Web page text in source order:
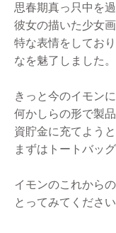
思春期真っ只中を過
彼女の描いた少女
特な表情をしてお
なを魅了しました。
きっと今のイモン
何かしらの形で製
資貯金に充てようと
まずはトートバッ
イモンのこれから
とってみてください